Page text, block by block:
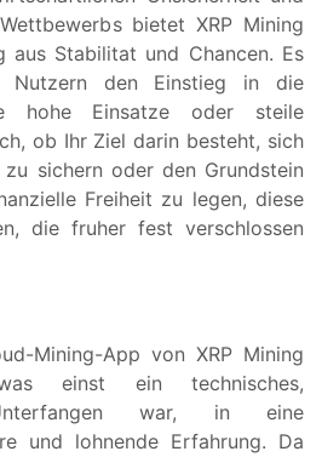
bietet XRP Mining
aus Stabilitat und Chancen. Es
Nutzern den Einstieg in die
hohe Einsatze oder steile
ob Ihr Ziel darin besteht, sich
sichern oder den Grundstein
Freiheit zu legen, diese
die fruher fest verschlossen
Mining-App von XRP Mining
einst ein technisches,
war, in eine
und lohnende Erfahrung. Da